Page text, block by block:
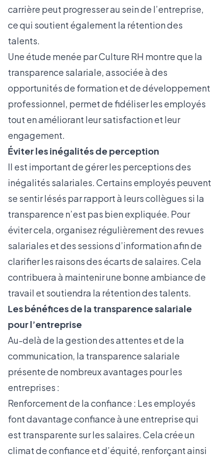
carrière peut progresser au sein de l’entreprise,
ce qui soutient également la rétention des
talents.
Une étude menée parCulture RH montre que la
transparence salariale, associée à des
opportunités de formation et de développement
professionnel, permet de fidéliser les employés
tout en améliorant leur satisfaction et leur
engagement.
Éviter les inégalités de perception
Il est important de gérer les perceptions des
inégalités salariales. Certains employés peuvent
se sentir lésés par rapport à leurs collègues si la
transparence n’est pas bien expliquée. Pour
éviter cela, organisez régulièrement des revues
salariales et des sessions d’information afin de
clarifier les raisons des écarts de salaires. Cela
contribuera à maintenir une bonne ambiance de
travail et soutiendra la rétention des talents.
Les bénéfices de la transparence salariale
pour l’entreprise
Au-delà de la gestion des attentes et de la
communication, la transparence salariale
présente de nombreux avantages pour les
entreprises :
Renforcement de la confiance : Les employés
font davantage confiance à une entreprise qui
est transparente sur les salaires. Cela crée un
climat de confiance et d’équité, renforçant ainsi